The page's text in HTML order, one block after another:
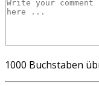
1000 Buchstaben